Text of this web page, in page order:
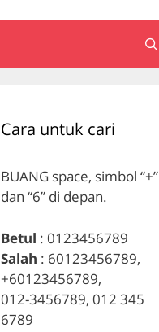
Cara untuk cari
BUANG space, simbol “+”
dan “6” di depan.
Betul : 0123456789
Salah : 60123456789,
+60123456789,
012-3456789, 012 345
6789